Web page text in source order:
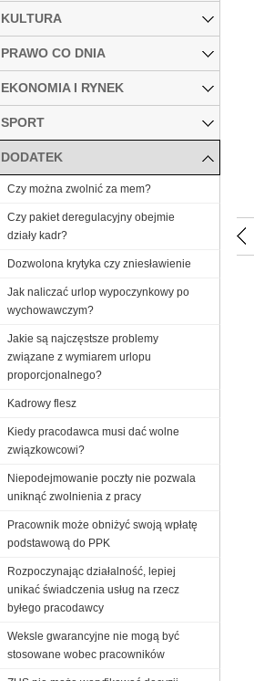
KULTURA
PRAWO CO DNIA
EKONOMIA I RYNEK
SPORT
DODATEK
Czy można zwolnić za mem?
Czy pakiet deregulacyjny obejmie
działy kadr?
Dozwolona krytyka czy zniesławienie
Jak naliczać urlop wypoczynkowy po
wychowawczym?
Jakie są najczęstsze problemy
związane z wymiarem urlopu
proporcjonalnego?
Kadrowy flesz
Kiedy pracodawca musi dać wolne
związkowcowi?
Niepodejmowanie poczty nie pozwala
uniknąć zwolnienia z pracy
Pracownik może obniżyć swoją wpłatę
podstawową do PPK
Rozpoczynając działalność, lepiej
unikać świadczenia usług na rzecz
byłego pracodawcy
Weksle gwarancyjne nie mogą być
stosowane wobec pracowników